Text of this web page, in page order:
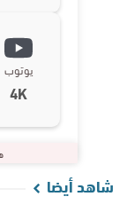
يوتوب
4K
شاهد أيضا